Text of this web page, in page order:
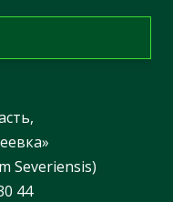
Severiensis)
44